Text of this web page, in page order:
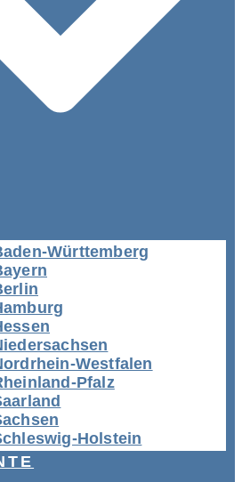
Württemberg
Westfalen
Pfalz
Holstein